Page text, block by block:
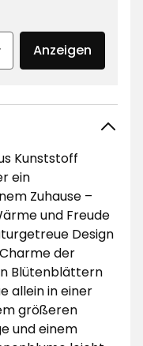
Anzeigen
Kunststoff
ein
Zuhause –
und Freude
Design
der
Blütenblättern
allein in einer
größeren
und einem